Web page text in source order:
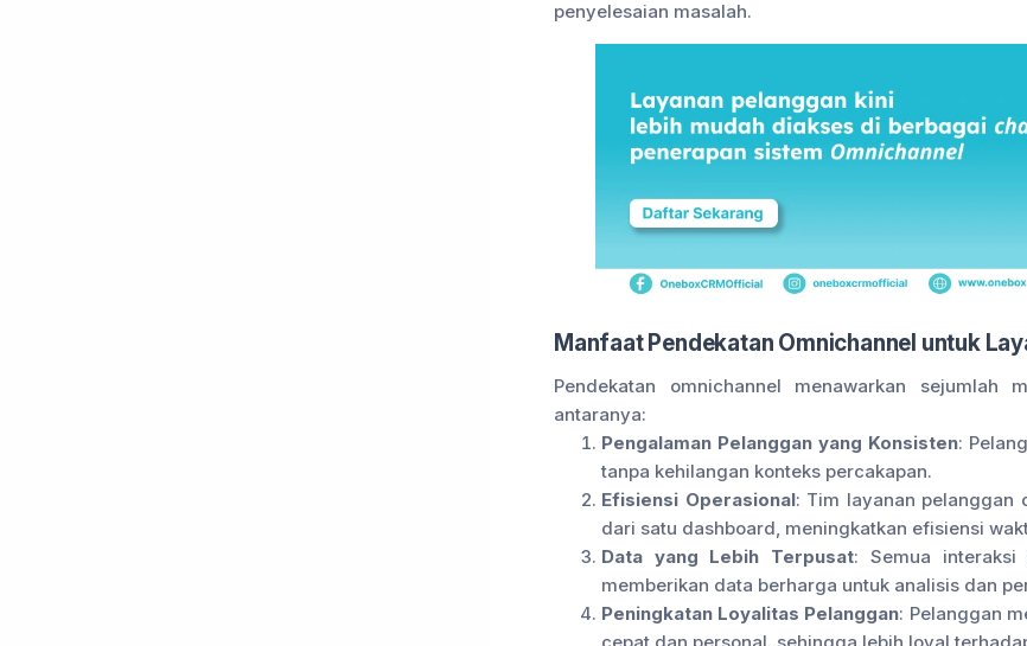
penyelesaian masalah.
Manfaat Pendekatan Omnichannel untuk
Pendekatan omnichannel menawarkan
antaranya:
Pengalaman Pelanggan yang Konsisten:
tanpa kehilangan konteks percakapan.
Efisiensi Operasional: Tim layanan pelanggan
dari satu dashboard, meningkatkan efisiensi
Data yang Lebih Terpusat: Semua interaksi
memberikan data berharga untuk analisis dan
Peningkatan Loyalitas Pelanggan: Pelanggan